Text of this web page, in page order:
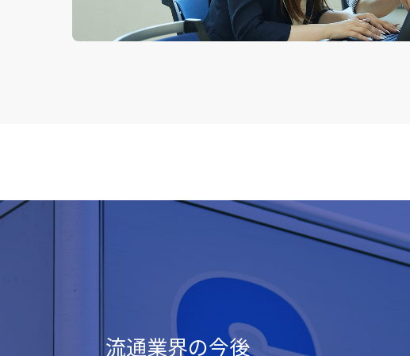
流通業界の今後